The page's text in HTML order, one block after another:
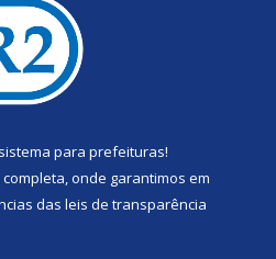
sistema para prefeituras!
completa, onde garantimos em
das leis de transparência